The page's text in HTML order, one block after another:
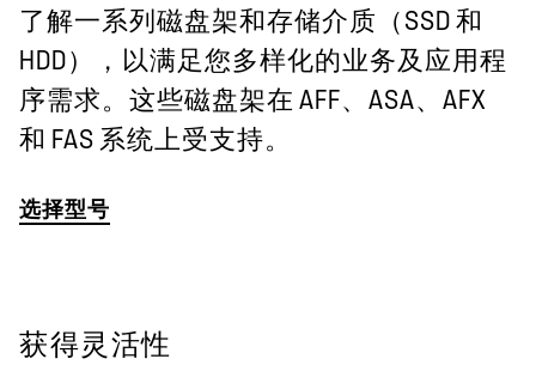
了解一系列磁盘架和存储介质（SSD 和
HDD），以满足您多样化的业务及应用程
序需求。这些磁盘架在 AFF、ASA、AFX
和 FAS 系统上受支持。
选择型号
获得灵活性